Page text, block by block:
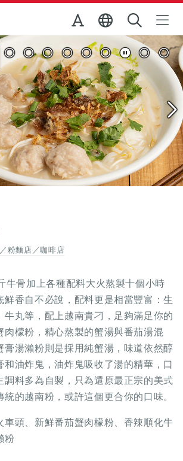
旅遊局
查看原圖
粉麵店／咖啡店
牛骨加上各種配料大火熬製十個小時
鮮香自不必說，配料更是相當豐富：生
牛丸等，配上越南貴刁，足夠滿足你的
肉檬粉，精心熬製的蟹湯與番茄湯混
膏湯瀨粉則是採用純蟹湯，味道依然醇
和油炸鬼，油炸鬼吸收了湯的精華，口
調料多為自製，只為還原最正宗的美式
的越南粉，或許這個更合你的口味。
車頭、新鮮番茄蟹肉檬粉、香辣順化牛
粉